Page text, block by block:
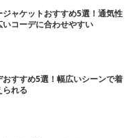
ャケットおすすめ5選！通気性
コーデに合わせやすい
すすめ5選！幅広いシーンで着
られる